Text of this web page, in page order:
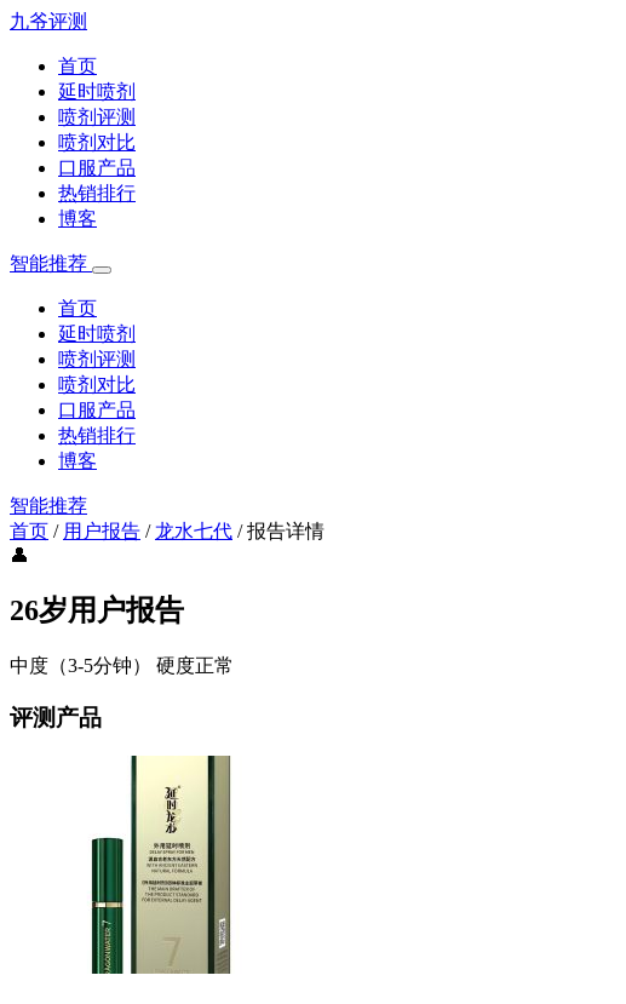
九爷评测
首页
延时喷剂
喷剂评测
喷剂对比
口服产品
热销排行
博客
智能推荐
首页
延时喷剂
喷剂评测
喷剂对比
口服产品
热销排行
博客
智能推荐
首页 / 用户报告 /龙水七代 /报告详情
👤
26岁用户报告
中度（3-5分钟） 硬度正常
评测产品